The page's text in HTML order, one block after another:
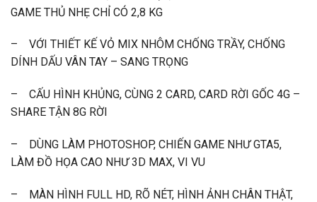
GAME THỦ NHẸ CHỈ CÓ 2,8 KG
– VỚI THIẾT KẾ VỎ MIX NHÔM CHỐNG TRẦY, CHỐNG
DÍNH DẤU VÂN TAY – SANG TRỌNG
– CẤU HÌNH KHỦNG, CÙNG 2 CARD, CARD RỜI GỐC 4G –
SHARE TẬN 8G RỜI
– DÙNG LÀM PHOTOSHOP, CHIẾN GAME NHƯ GTA5,
LÀM ĐỒ HỌA CAO NHƯ 3D MAX, VI VU
– MÀN HÌNH FULL HD, RÕ NÉT, HÌNH ẢNH CHÂN THẬT,